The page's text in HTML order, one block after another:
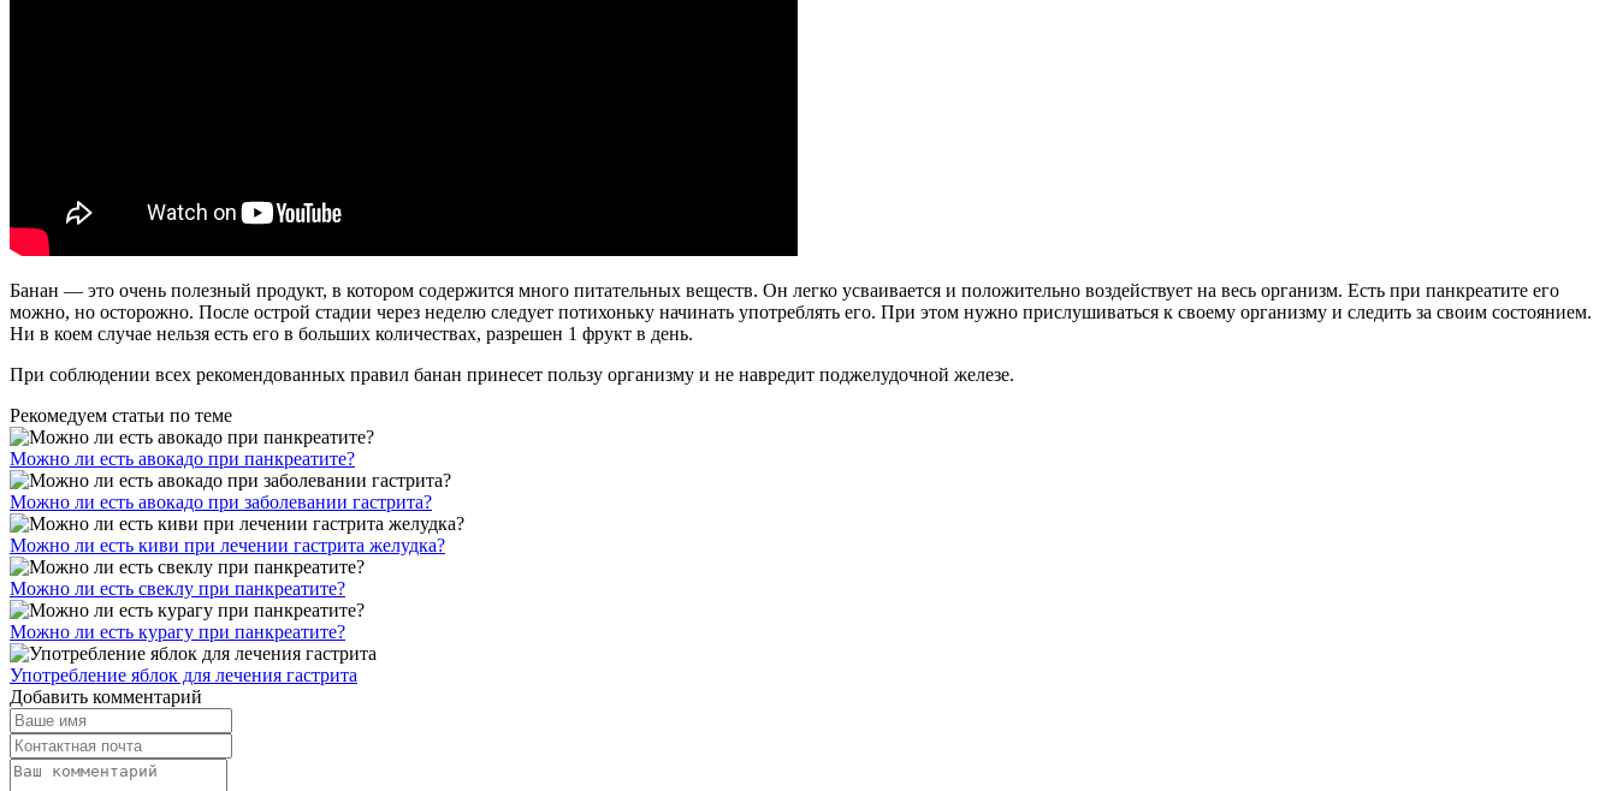
Банан — это очень полезный продукт, в котором содержится много питательных веществ. Он легко усваивается и положительно воздействует на весь организм. Есть при панкреатите его
можно, но осторожно. После острой стадии через неделю следует потихоньку начинать употреблять его. При этом нужно прислушиваться к своему организму и следить за своим состоянием.
Ни в коем случае нельзя есть его в больших количествах, разрешен 1 фрукт в день.
При соблюдении всех рекомендованных правил банан принесет пользу организму и не навредит поджелудочной железе.
Рекомедуем статьи по теме
Можно ли есть авокадо при панкреатите?
Можно ли есть авокадо при заболевании гастрита?
Можно ли есть киви при лечении гастрита желудка?
Можно ли есть свеклу при панкреатите?
Можно ли есть курагу при панкреатите?
Употребление яблок для лечения гастрита
Добавить комментарий